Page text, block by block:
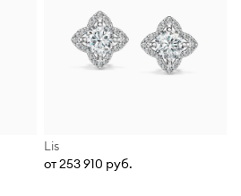
Lis
от 253 910 руб.